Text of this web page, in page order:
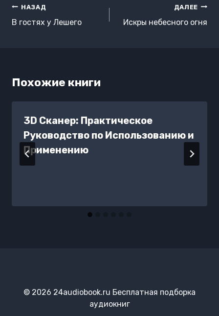
Навигация
по
НАЗАД
В гостях у Лешего
ДАЛЕЕ
Искры небесного огня
Похожие книги
3D Сканер: Практическое
Руководство по Использованию и
Применению
© 2026 24audiobook.ru Бесплатная подборка
аудиокниг